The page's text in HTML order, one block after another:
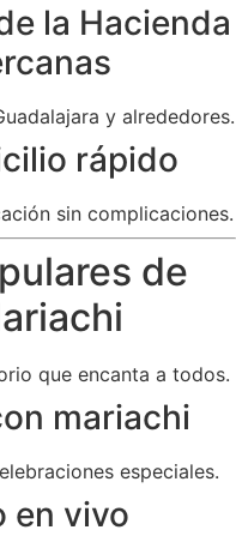
la Hacienda
y alrededores.
rápido
sin complicaciones.
de
que encanta a todos.
mariachi
especiales.
en vivo